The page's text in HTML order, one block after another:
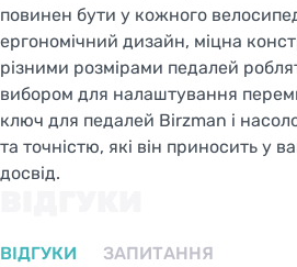
повинен бути у кожного
ергономічний дизайн, міцна
різними розмірами педалей
вибором для налаштування
ключ для педалей Birzman і
та точністю, які він приносить у
досвід.
ВІДГУКИ ЗАПИТАННЯ